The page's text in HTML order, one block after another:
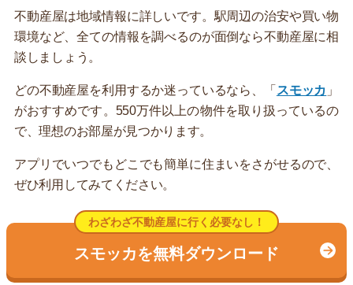
不動産屋は地域情報に詳しいです。駅周辺の治安や買い物
環境など、全ての情報を調べるのが面倒なら不動産屋に相
談しましょう。
どの不動産屋を利用するか迷っているなら、「 スモッカ 」
がおすすめです。550万件以上の物件を取り扱っているの
で、理想のお部屋が見つかります。
アプリでいつでもどこでも簡単に住まいをさがせるので、
ぜひ利用してみてください。
わざわざ不動産屋に行く必要なし！
スモッカを無料ダウンロード